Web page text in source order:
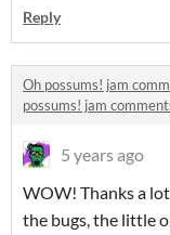
Reply
Oh possums! jam
possums! jam
5 years ago
WOW! Thanks a
the bugs, the little